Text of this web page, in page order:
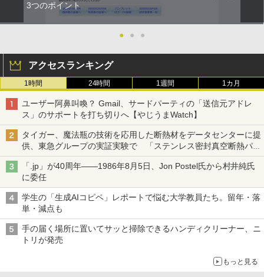
3つのポイント
● ● ●
アクセスランキング
1時間 24時間 1週間 1カ月
ユーザー阿鼻叫喚？ Gmail、サードパーティの「送信元アドレ
ス」のサポートを打ち切りへ【やじうまWatch】
タイガー、魔法瓶の技術を応用した断熱材をデータセンターに提
供、東急グループの実証実験で 「ステンレス密封真空断熱パネ
ル TIVIP」
「.jp」が40周年――1986年8月5日、Jon Postel氏から村井純氏
に委任
学生の「生成AIコピペ」レポートで悩む大学教員たち。留年・落
単・減点も
手の届く場所に置いてサッと掃除できるハンディクリーナー、ニ
トリが発売
もっと見る